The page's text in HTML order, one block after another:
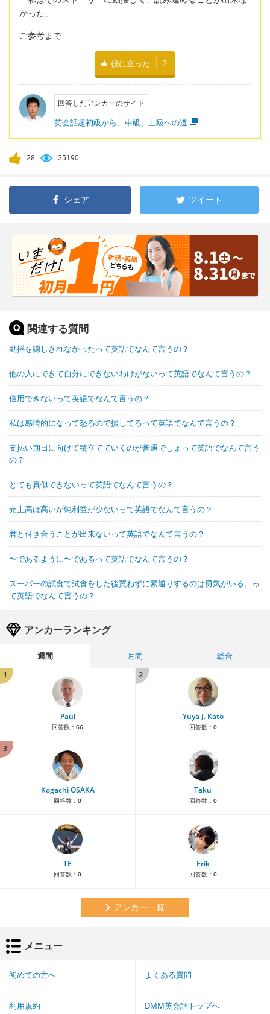
かった」
ご参考まで
役に立った 2
回答したアンカーのサイト
英会話超初級から、中級、上級への道
28 25190
シェア ツイート
関連する質問
動揺を隠しきれなかったって英語でなんて言うの？
他の人にできて自分にできないわけがないって英語でなんて言うの？
信用できないって英語でなんて言うの？
私は感情的になって怒るので損してるって英語でなんて言うの？
支払い期日に向けて積立てていくのが普通でしょって英語でなんて言う
の？
とても真似できないって英語でなんて言うの？
売上高は高いが純利益が少ないって英語でなんて言うの？
君と付き合うことが出来ないって英語でなんて言うの？
〜であるように〜であるって英語でなんて言うの？
スーパーの試食で試食をした後買わずに素通りするのは勇気がいる。っ
て英語でなんて言うの？
アンカーランキング
週間 月間
総合
1
Paul
回答数： 66
2
Yuya J. Kato
回答数： 0
3
Kogachi OSAKA
回答数： 0
Taku
回答数： 0
TE
回答数： 0
Erik
回答数： 0
アンカー一覧
メニュー
初めての方へ よくある質問
利用規約 DMM英会話トップへ